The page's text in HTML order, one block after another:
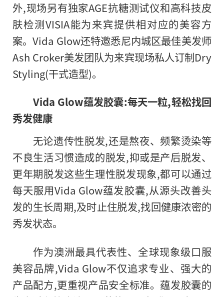
外,现场另有独家AGE抗糖测试仪和高科技皮
肤检测VISIA能为来宾提供相对应的美容方
案。Vida Glow还特邀悉尼内城区最佳美发师
Ash Croker美发团队为来宾现场私人订制Dry
Styling(干式造型)。
Vida Glow蕴发胶囊:每天一粒,轻松找回
秀发健康
无论遗传性脱发,还是熬夜、频繁烫染等
不良生活习惯造成的脱发,抑或是产后脱发、
更年期脱发这些生理性脱发现象,都可以通过
每天服用Vida Glow蕴发胶囊,从源头改善头
发的生长周期,及时止住脱发,找回健康浓密的
秀发状态。
作为澳洲最具代表性、全球现象级口服
美容品牌,Vida Glow不仅追求专业、强大的
产品配方,更重视产品安全标准。蕴发胶囊的